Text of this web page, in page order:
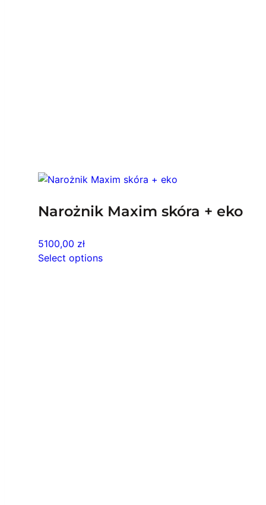
Narożnik Maxim skóra + eko
5100,00 zł
Select options